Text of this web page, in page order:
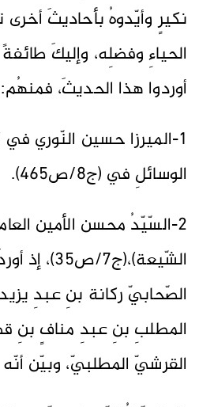
نكيرٍ وأيّدوهُ بأحاديثَ
الحياءِ وفضلِه، وإليكَ
أوردوا هذا الحديثَ، فمنهُم:
1-الميرزا حسين النّوري
الوسائلِ في (ج8/ص465).
2-السّيّدُ محسن الأمين
الصّحابيّ ركانة بنِ عبدِ
المطلبِ بنِ عبدِ منافٍ بنِ
القرشيّ المطلبيّ، وبيّن